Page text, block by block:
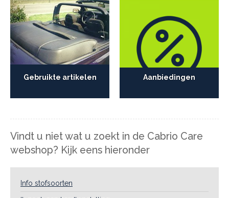
Gebruikte artikelen Aanbiedingen
Vindt u niet wat u zoekt in de Cabrio Care
webshop? Kijk eens hieronder
Info stofsoorten